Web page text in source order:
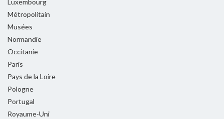
Luxembourg
Métropolitain
Musées
Normandie
Occitanie
Paris
Pays de la Loire
Pologne
Portugal
Royaume-Uni